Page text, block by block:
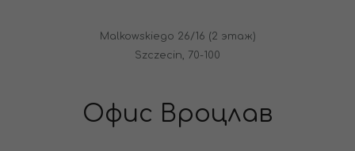
Malkowskiego 26/16 (2 этаж)
Szczecin, 70-100
Офис Вроцлав